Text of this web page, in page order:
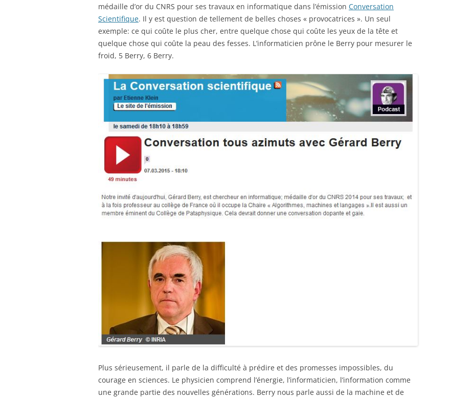
médaille d’or du CNRS pour ses travaux en informatique dans l’émission Conversation
Scientifique. Il y est question de tellement de belles choses « provocatrices ». Un seul
exemple: ce qui coûte le plus cher, entre quelque chose qui coûte les yeux de la tête et
quelque chose qui coûte la peau des fesses. L’informaticien prône le Berry pour mesurer le
froid, 5 Berry, 6 Berry.
Plus sérieusement, il parle de la difficulté à prédire et des promesses impossibles, du
courage en sciences. Le physicien comprend l’énergie, l’informaticien, l’information comme
une grande partie des nouvelles générations. Berry nous parle aussi de la machine et de